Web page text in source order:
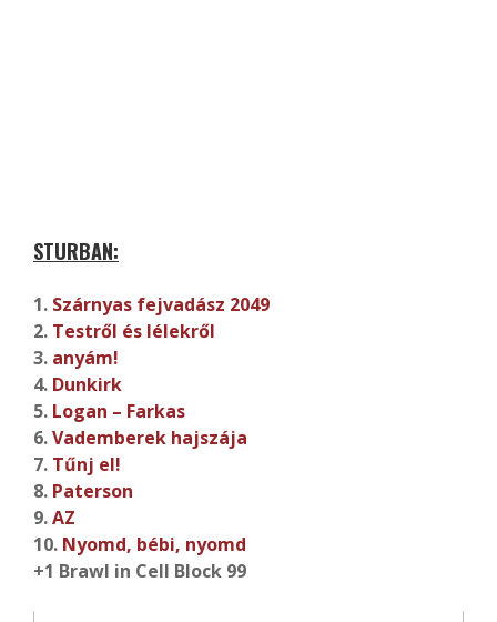
STURBAN:
1. Szárnyas fejvadász 2049
2. Testről és lélekről
3. anyám!
4. Dunkirk
5. Logan – Farkas
6.Vademberek hajszája
7. Tűnj el!
8. Paterson
9.AZ
10. Nyomd, bébi, nyomd
+1 Brawl in Cell Block 99